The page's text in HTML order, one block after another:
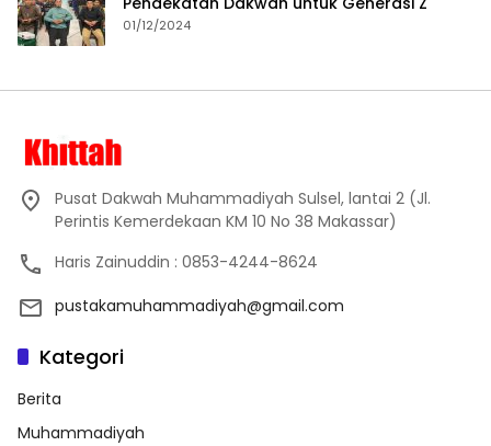
01/12/2024
Pusat Dakwah Muhammadiyah Sulsel, lantai 2 (Jl.
Perintis Kemerdekaan KM 10 No 38 Makassar)
Haris Zainuddin : 0853-4244-8624
pustakamuhammadiyah@gmail.com
Kategori
Berita
Muhammadiyah